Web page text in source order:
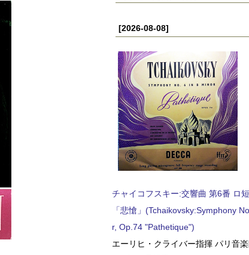
[2026-08-08]
チャイコフスキー:交響曲 第6番 ロ
「悲愴」(Tchaikovsky:Symphony
r, Op.74 "Pathetique")
エーリヒ・クライバー指揮 パリ音